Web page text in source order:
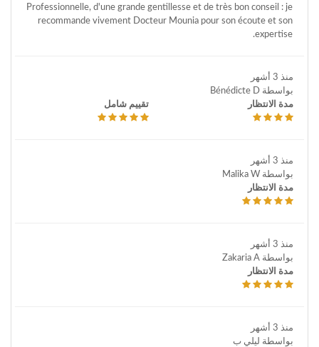
Professionnelle, d'une grande gentillesse et de très bon conseil : je
recommande vivement Docteur Mounia pour son écoute et son
expertise.
منذ 3 أشهر
بواسطة Bénédicte D
مدة الانتظار
تقييم شامل
منذ 3 أشهر
بواسطة Malika W
مدة الانتظار
منذ 3 أشهر
بواسطة Zakaria A
مدة الانتظار
منذ 3 أشهر
بواسطة ليلي ب